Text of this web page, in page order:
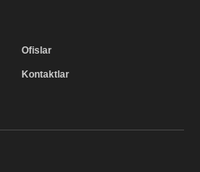
Ofislar
Kontaktlar